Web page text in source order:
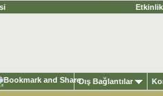
Dış Bağlantılar